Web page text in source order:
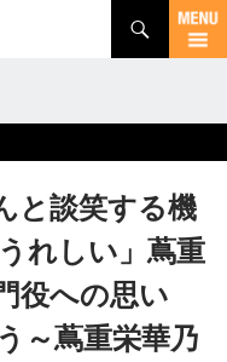
と談笑する機
れしい」蔦重
役への思い
～蔦重栄華乃